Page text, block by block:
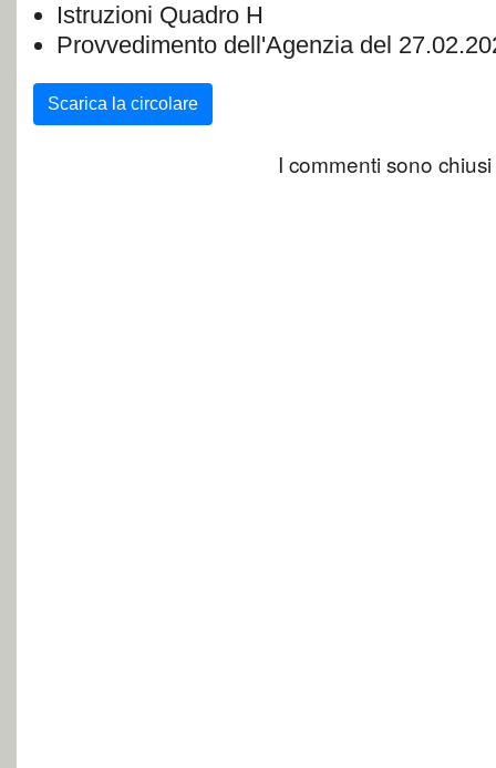
Istruzioni Quadro H
Provvedimento dell'Agenzia del
Scarica la circolare
I commenti sono chiusi